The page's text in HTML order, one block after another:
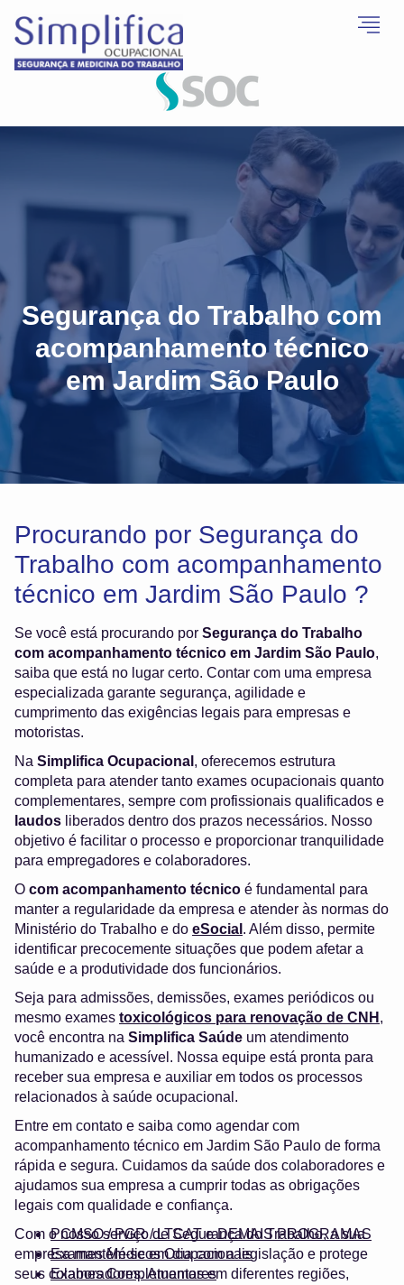
Segurança do Trabalho com
acompanhamento técnico
em Jardim São Paulo
Procurando por Segurança do
Trabalho com acompanhamento
técnico em Jardim São Paulo ?
Se você está procurando por Segurança do Trabalho
com acompanhamento técnico em Jardim São Paulo,
saiba que está no lugar certo. Contar com uma empresa
especializada garante segurança, agilidade e
cumprimento das exigências legais para empresas e
motoristas.
Na Simplifica Ocupacional , oferecemos estrutura
completa para atender tanto exames ocupacionais quanto
complementares, sempre com profissionais qualificados e
laudos liberados dentro dos prazos necessários. Nosso
objetivo é facilitar o processo e proporcionar tranquilidade
para empregadores e colaboradores.
O com acompanhamento técnico é fundamental para
manter a regularidade da empresa e atender às normas do
Ministério do Trabalho e do eSocial . Além disso, permite
identificar precocemente situações que podem afetar a
saúde e a produtividade dos funcionários.
Seja para admissões, demissões, exames periódicos ou
mesmo exames toxicológicos para renovação de CNH ,
você encontra na Simplifica Saúde um atendimento
humanizado e acessível. Nossa equipe está pronta para
receber sua empresa e auxiliar em todos os processos
relacionados à saúde ocupacional.
Entre em contato e saiba como agendar com
acompanhamento técnico em Jardim São Paulo de forma
rápida e segura. Cuidamos da saúde dos colaboradores e
ajudamos sua empresa a cumprir todas as obrigações
legais com qualidade e confiança.
PCMSO / PGR / LTCAT e DEMAIS PROGRAMAS
Exames Médicos Ocupacionais
Exames Complementares
Com o nosso serviço de Segurança do Trabalho, a sua
empresa mantém-se em dia com a legislação e protege
seus colaboradores. Atuamos em diferentes regiões,